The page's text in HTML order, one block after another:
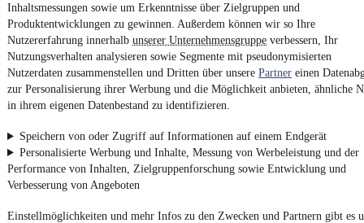
Inhaltsmessungen sowie um Erkenntnisse über Zielgruppen und
Produktentwicklungen zu gewinnen. Außerdem können wir so Ihre
Nutzererfahrung innerhalb unserer Unternehmensgruppe verbessern, Ihr
Nutzungsverhalten analysieren sowie Segmente mit pseudonymisierten
Nutzerdaten zusammenstellen und Dritten über unsere Partner einen
zur Personalisierung ihrer Werbung und die Möglichkeit anbieten, ähnliche
in ihrem eigenen Datenbestand zu identifizieren.
Speichern von oder Zugriff auf Informationen auf einem Endgerät
Personalisierte Werbung und Inhalte, Messung von Werbeleistung und der
Performance von Inhalten, Zielgruppenforschung sowie Entwicklung und
Verbesserung von Angeboten
Einstellmöglichkeiten und mehr Infos zu den Zwecken und Partnern gibt es
Impressum
AGB
Vertrag widerrufen
Datenschutz
Datenschutzeinstellungen
Erklärung zur Barrierefreiheit
Report Security Vulnerability (English)